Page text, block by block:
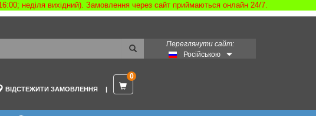
неділя вихідний). Замовлення через сайт приймаються онлайн 24/7.
Переглянути сайт:
Російською
ВІДСТЕЖИТИ ЗАМОВЛЕННЯ
0